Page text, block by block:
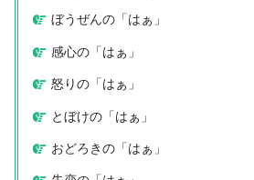
ぼうぜんの「はぁ」
感心の「はぁ」
怒りの「はぁ」
とぼけの「はぁ」
おどろきの「はぁ」